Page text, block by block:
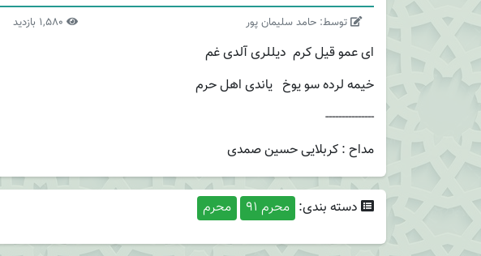
توسط: حامد سلیمان پور
ای عمو قیل کرم دیللری آلدی غم
خیمه لرده سو یوخ یاندی اهل حرم
---------------
مداح : کربلایی حسین صمدی
دسته بندی: محرم 91 محرم